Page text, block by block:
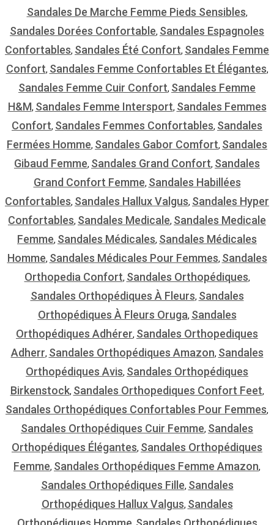
Sandales De Marche Femme Pieds Sensibles,
Sandales Dorées Confortable, Sandales Espagnoles
Confortables, Sandales Été Confort, Sandales Femme
Confort, Sandales Femme Confortables Et Élégantes,
Sandales Femme Cuir Confort, Sandales Femme
H&m, Sandales Femme Intersport, Sandales Femmes
Confort, Sandales Femmes Confortables, Sandales
Fermées Homme, Sandales Gabor Comfort, Sandales
Gibaud Femme, Sandales Grand Confort, Sandales
Grand Confort Femme, Sandales Habillées
Confortables, Sandales Hallux Valgus, Sandales Hyper
Confortables, Sandales Medicale, Sandales Medicale
Femme, Sandales Médicales, Sandales Médicales
Homme, Sandales Médicales Pour Femmes, Sandales
Orthopedia Confort, Sandales Orthopédiques,
Sandales Orthopédiques À Fleurs, Sandales
Orthopédiques À Fleurs Oruga, Sandales
Orthopédiques Adhérer, Sandales Orthopediques
Adherr, Sandales Orthopédiques Amazon, Sandales
Orthopédiques Avis, Sandales Orthopédiques
Birkenstock, Sandales Orthopediques Confort Feet,
Sandales Orthopédiques Confortables Pour Femmes,
Sandales Orthopédiques Cuir Femme, Sandales
Orthopédiques Élégantes, Sandales Orthopédiques
Femme, Sandales Orthopédiques Femme Amazon,
Sandales Orthopédiques Fille, Sandales
Orthopédiques Hallux Valgus, Sandales